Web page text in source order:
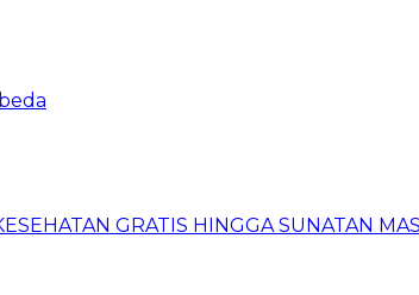
GRATIS HINGGA SUNATAN